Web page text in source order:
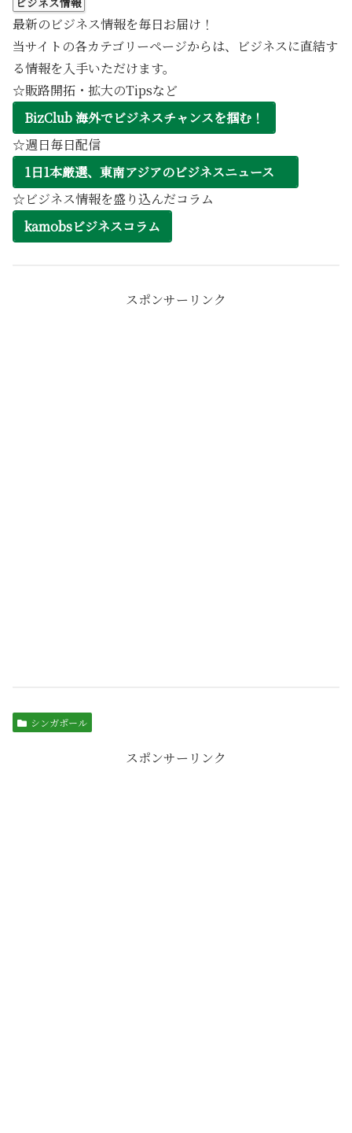
最新のビジネス情報を毎日お届け！
当サイトの各カテゴリーページからは、ビジネスに直結す
る情報を入手いただけます。
☆販路開拓・拡大のTipsなど
BizClub 海外でビジネスチャンスを掴む！
☆週日毎日配信
1日1本厳選、東南アジアのビジネスニュース
☆ビジネス情報を盛り込んだコラム
kamobsビジネスコラム
スポンサーリンク
シンガポール
スポンサーリンク